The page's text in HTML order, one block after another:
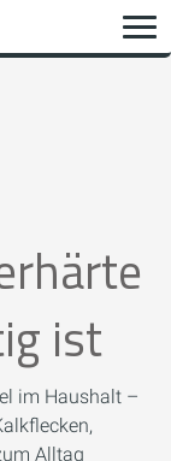
ist
im Haushalt –
Alltag